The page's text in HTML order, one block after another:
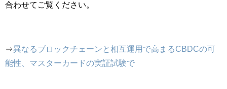
合わせてご覧ください。
⇒異なるブロックチェーンと相互運用で高まるCBDCの可
能性、マスターカードの実証試験で